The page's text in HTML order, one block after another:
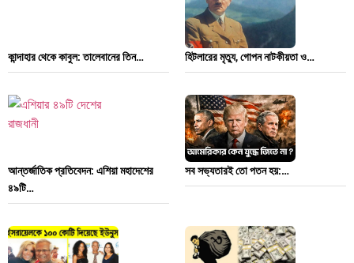
কান্দাহার থেকে কাবুল: তালেবানের তিন… হিটলারের মৃত্যু, গোপন নাটকীয়তা ও…
আন্তর্জাতিক প্রতিবেদন: এশিয়া মহাদেশের
৪৯টি…
সব সভ্যতারই তো পতন হয়:…